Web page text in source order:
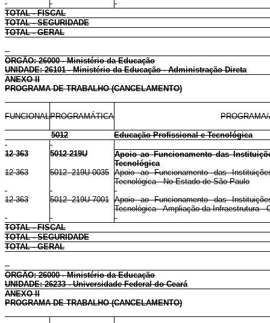
TOTAL - FISCAL
TOTAL - SEGURIDADE
TOTAL - GERAL
ÓRGÃO: 26000 - Ministério da Educação
UNIDADE: 26101 - Ministério da Educação - Administração Direta
ANEXO II
PROGRAMA DE TRABALHO (CANCELAMENTO)
FUNCIONALPROGRAMÁTICA
5012 Educação Profissional e Tecnológica
12 363 5012 219U
Apoio ao Funcionamento das
Tecnológica
12 363
5012 219U 0035 Apoio ao Funcionamento das
Tecnológica - No Estado de São Paulo
12 363
5012 219U 7001 Apoio ao Funcionamento das
Tecnológica - Ampliação da Infraestrutura -
TOTAL - FISCAL
TOTAL - SEGURIDADE
TOTAL - GERAL
ÓRGÃO: 26000 - Ministério da Educação
UNIDADE: 26233 - Universidade Federal do Ceará
ANEXO II
PROGRAMA DE TRABALHO (CANCELAMENTO)